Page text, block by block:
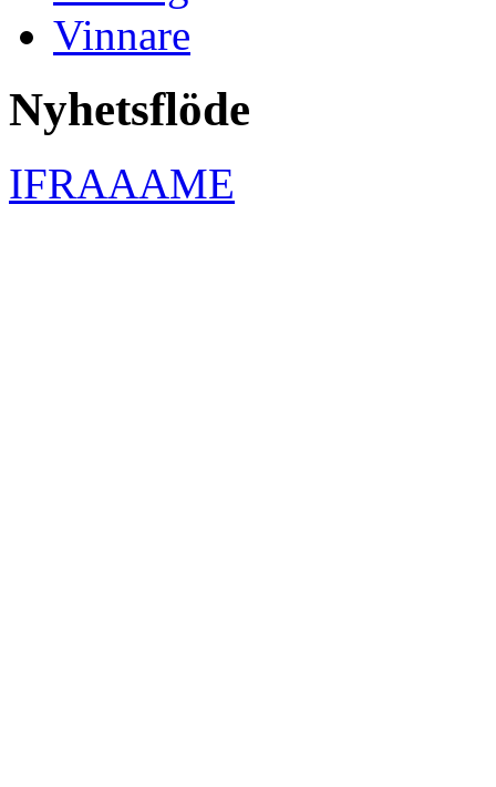
Vinnare
Nyhetsflöde
IFRAAAME